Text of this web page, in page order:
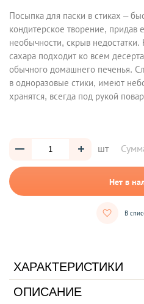
Посыпка для паски в стиках –
кондитерское творение, придав
необычности, скрыв недостатки.
сахара подходит ко всем
обычного домашнего печенья.
в одноразовые стики, имеют
хранятся, всегда под рукой
шт
Нет в
В
ХАРАКТЕРИСТИКИ
ОПИСАНИЕ